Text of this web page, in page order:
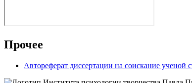
Прочее
Автореферат диссертации на соискание ученой